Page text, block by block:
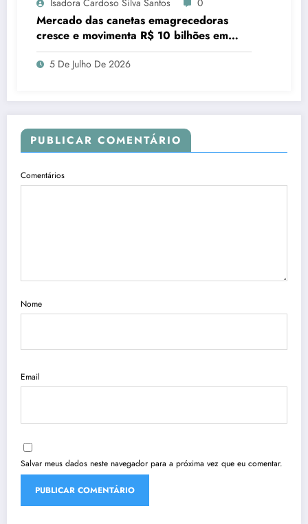
Isadora Cardoso Silva Santos 0
Mercado das canetas emagrecedoras
cresce e movimenta R$ 10 bilhões em
quatro anos
5 De Julho De 2026
PUBLICAR COMENTÁRIO
Comentários
Nome
Email
Salvar meus dados neste navegador para a próxima vez que eu comentar.